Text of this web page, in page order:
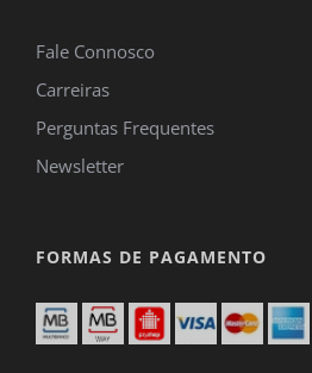
Fale Connosco
Carreiras
Perguntas Frequentes
Newsletter
FORMAS DE PAGAMENTO